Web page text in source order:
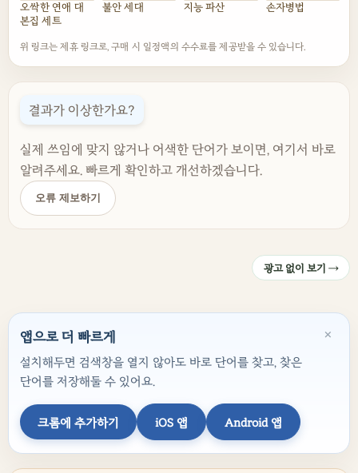
오싹한 연애 대
본집 세트
불안 세대 지능 파산 손자병법
위 링크는 제휴 링크로, 구매 시 일정액의 수수료를 제공받을 수 있습니다.
결과가 이상한가요?
실제 쓰임에 맞지 않거나 어색한 단어가 보이면, 여기서 바로
알려주세요. 빠르게 확인하고 개선하겠습니다.
오류 제보하기
광고 없이 보기 →
×
앱으로 더 빠르게
설치해두면 검색창을 열지 않아도 바로 단어를 찾고, 찾은
단어를 저장해둘 수 있어요.
크롬에 추가하기 iOS 앱 Android 앱